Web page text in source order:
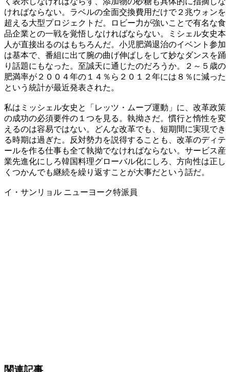
ければならない。ラベルの全面交換費用だけで２兆ウォンを
超える大型プロジェクトだ。ロビー力が強いことで有名な食
品企業との一戦を覚悟しなければならない。ミシェル女史本
人が直接出るのはもちろんだ。小児肥満退治のイベント参加
は基本で、番組に出て腕の曲げ伸ばしをして妙なダンスを踊
り話題にもなった。至誠天に通じたのだろうか。２～５歳の
肥満率が２００４年の１４％ら２０１２年には８％に減った
という統計が最近発表された。
私はミッシェル女史と「レッツ・ムーブ運動」に、改革政策
の成功の必須要件の１つを見る。執拗さだ。慣行と惰性を変
えるのは容易ではない。どんな改革でも、短期間に実現でき
る時期は過ぎた。反対勢力を説得することも、改革のディテ
ールを作る仕事も全て執拗でなければならない。サービス産
業先進化にしろ韓国料理グローバル化にしろ、方向性は正し
くつかんでも継続を繰り返すことが大事だという話だ。
イ・サンリョル ニューヨーク特派員